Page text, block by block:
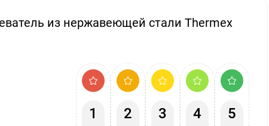
из нержавеющей стали Thermex
1 2 3 4 5